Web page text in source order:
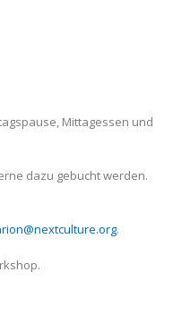
Mittagessen und
dazu gebucht werden.
.